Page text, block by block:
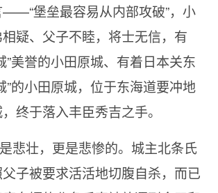
堡垒最容易从内部攻破”，小
疑、父子不睦，将士无信，有
”美誉的小田原城、有着日本关东
”的小田原城，位于东海道要冲地
终于落入丰臣秀吉之手。
悲壮，更是悲惨的。城主北条氏
子被要求活活地切腹自杀，而已